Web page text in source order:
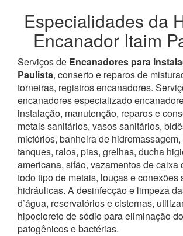
Especialidades da
Encanador Itaim
Serviços de Encanadores para
Paulista, conserto e reparos de
torneiras, registros encanadores.
encanadores especializado
instalação, manutenção, reparos e
metais sanitários, vasos sanitários,
mictórios, banheira de
tanques, ralos, pias, grelhas, ducha
americana, sifão, vazamentos de caixa
todo tipo de metais, louças e conexões
hidráulicas. A desinfecção e limpeza
d’água, reservatórios e cisternas,
hipocloreto de sódio para eliminação
patogênicos e bactérias.